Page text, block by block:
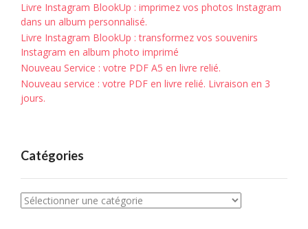
Livre Instagram BlookUp : imprimez vos photos Instagram
dans un album personnalisé.
Livre Instagram BlookUp : transformez vos souvenirs
Instagram en album photo imprimé
Nouveau Service : votre PDF A5 en livre relié.
Nouveau service : votre PDF en livre relié. Livraison en 3
jours.
Catégories
Catégories